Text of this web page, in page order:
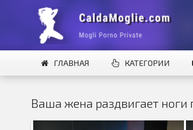
ГЛАВНАЯ КАТЕГОРИИ
Ваша жена раздвигает